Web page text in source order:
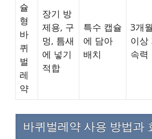
슐
형
바
퀴
벌
레
약
장기 방
제용, 구
멍, 틈새
에 넣기
적합
특수 캡슐
에 담아
배치
3개월
이상
속력
바퀴벌레약 사용 방법과